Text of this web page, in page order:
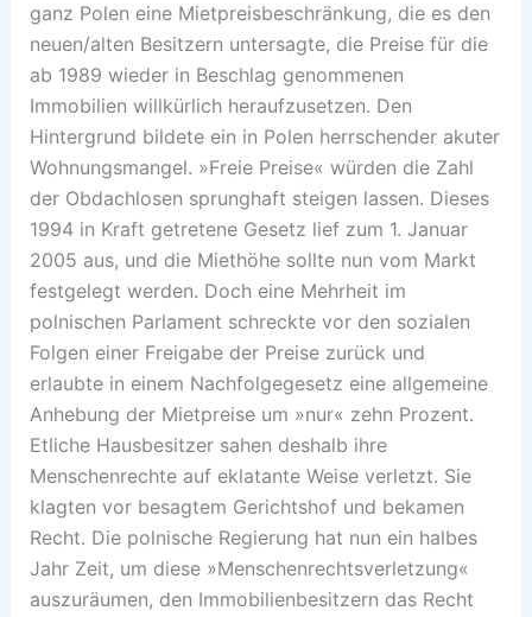
ganz Polen eine Mietpreisbeschränkung, die es den
neuen/alten Besitzern untersagte, die Preise für die
ab 1989 wieder in Beschlag genommenen
Immobilien willkürlich heraufzusetzen. Den
Hintergrund bildete ein in Polen herrschender akuter
Wohnungsmangel. »Freie Preise« würden die Zahl
der Obdachlosen sprunghaft steigen lassen. Dieses
1994 in Kraft getretene Gesetz lief zum 1. Januar
2005 aus, und die Miethöhe sollte nun vom Markt
festgelegt werden. Doch eine Mehrheit im
polnischen Parlament schreckte vor den sozialen
Folgen einer Freigabe der Preise zurück und
erlaubte in einem Nachfolgegesetz eine allgemeine
Anhebung der Mietpreise um »nur« zehn Prozent.
Etliche Hausbesitzer sahen deshalb ihre
Menschenrechte auf eklatante Weise verletzt. Sie
klagten vor besagtem Gerichtshof und bekamen
Recht. Die polnische Regierung hat nun ein halbes
Jahr Zeit, um diese »Menschenrechtsverletzung«
auszuräumen, den Immobilienbesitzern das Recht